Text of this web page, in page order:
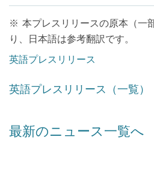
※ 本プレスリリースの原本（一
り、日本語は参考翻訳です。
英語プレスリリース
英語プレスリリース（一覧）
最新のニュース一覧へ